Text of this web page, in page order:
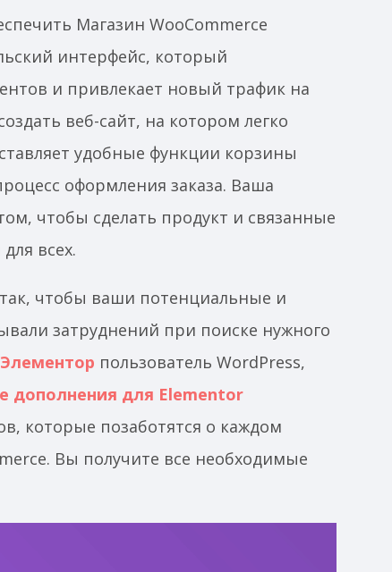
Магазин WooCommerce
интерфейс, который
и привлекает новый трафик на
веб-сайт, на котором легко
удобные функции корзины
оформления заказа. Ваша
чтобы сделать продукт и связанные
всех.
чтобы ваши потенциальные и
затруднений при поиске нужного
Элементор пользователь WordPress,
дополнения для Elementor
которые позаботятся о каждом
Вы получите все необходимые